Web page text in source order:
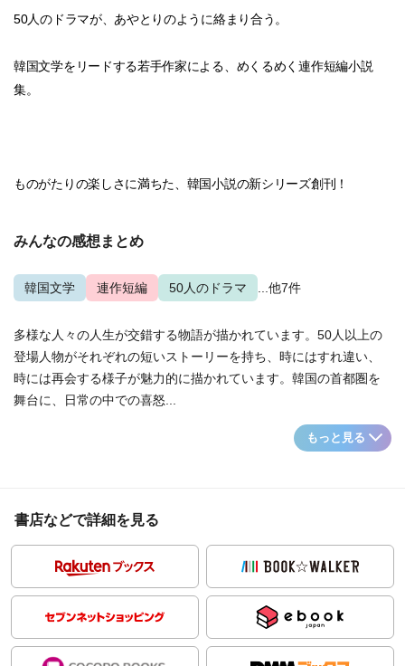
50人のドラマが、あやとりのように絡まり合う。
韓国文学をリードする若手作家による、めくるめく連作短編小説
集。
ものがたりの楽しさに満ちた、韓国小説の新シリーズ創刊！
みんなの感想まとめ
韓国文学 連作短編 50人のドラマ ...他7件
多様な人々の人生が交錯する物語が描かれています。50人以上の
登場人物がそれぞれの短いストーリーを持ち、時にはすれ違い、
時には再会する様子が魅力的に描かれています。韓国の首都圏を
舞台に、日常の中での喜怒...
もっと見る
書店などで詳細を見る